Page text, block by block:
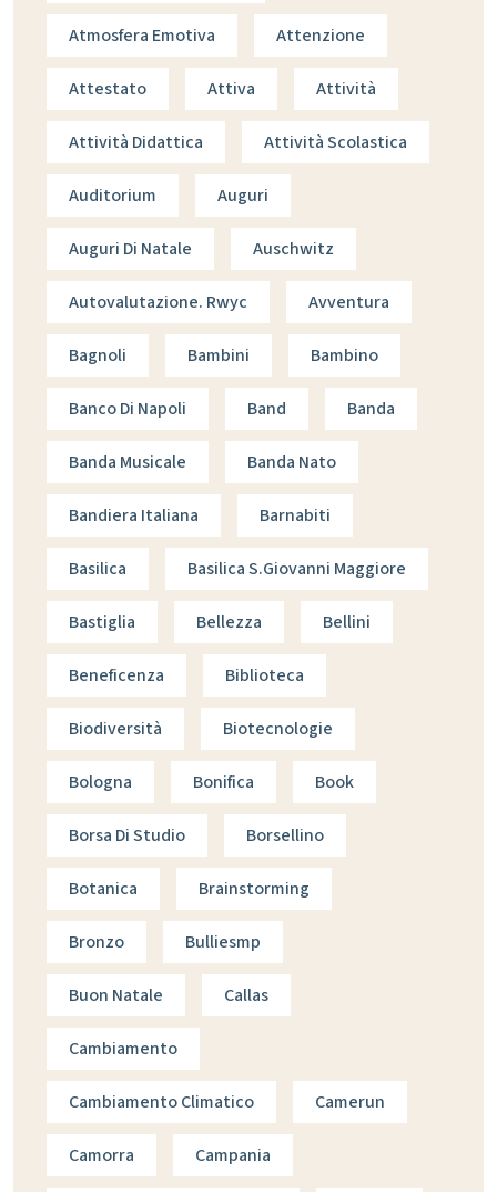
Atmosfera Emotiva Attenzione
Attestato Attiva Attività
Attività Didattica Attività Scolastica
Auditorium Auguri
Auguri Di Natale Auschwitz
Autovalutazione. Rwyc Avventura
Bagnoli Bambini Bambino
Banco Di Napoli Band Banda
Banda Musicale Banda Nato
Bandiera Italiana Barnabiti
Basilica Basilica S.giovanni Maggiore
Bastiglia Bellezza Bellini
Beneficenza Biblioteca
Biodiversità Biotecnologie
Bologna Bonifica Book
Borsa Di Studio Borsellino
Botanica Brainstorming
Bronzo Bulliesmp
Buon Natale Callas
Cambiamento
Cambiamento Climatico Camerun
Camorra Campania